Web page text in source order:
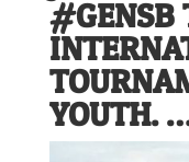
#GENSB
YOUTH.